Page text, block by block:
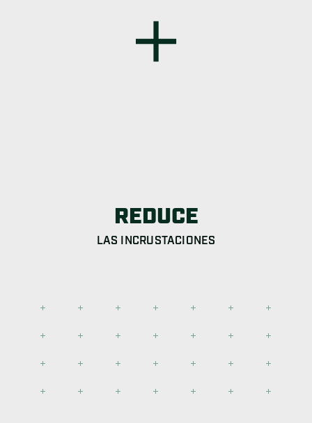
REDUCE
LAS INCRUSTACIONES